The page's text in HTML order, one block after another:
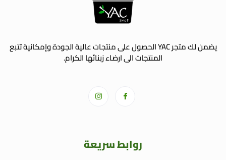
يضمن لك متجر YAC الحصول على منتجات عالية الجودة وإمكانية تتبع
المنتجات الى ارضاء زبنائها الكرام.
روابط سريعة